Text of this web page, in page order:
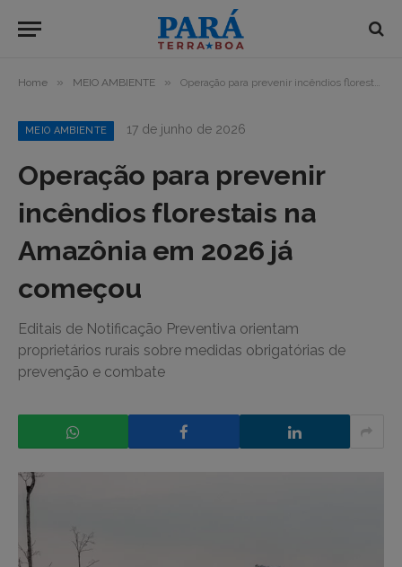
Home » MEIO AMBIENTE » Operação para prevenir incêndios florestais na Amazônia em 2026 já começou
MEIO AMBIENTE 17 de junho de 2026
Operação para prevenir
incêndios florestais na
Amazônia em 2026 já
começou
Editais de Notificação Preventiva orientam
proprietários rurais sobre medidas obrigatórias de
prevenção e combate